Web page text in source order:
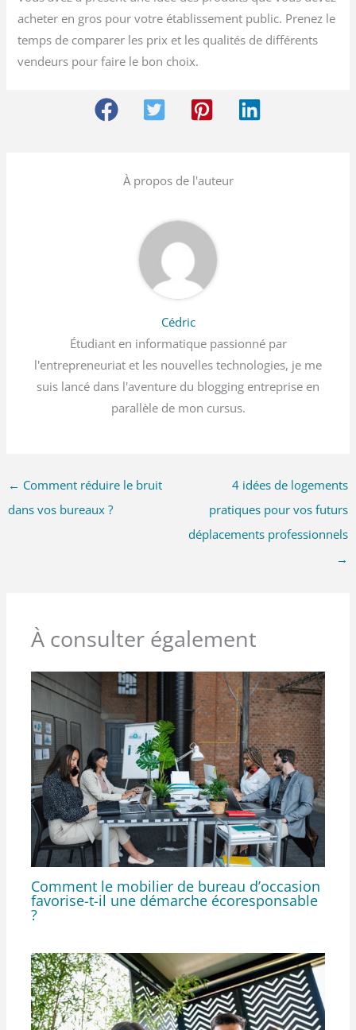
acheter en gros pour votre établissement public. Prenez le
temps de comparer les prix et les qualités de différents
vendeurs pour faire le bon choix.
À propos de l'auteur
Cédric
Étudiant en informatique passionné par
l'entrepreneuriat et les nouvelles technologies, je me
suis lancé dans l'aventure du blogging entreprise en
parallèle de mon cursus.
← Comment réduire le bruit
dans vos bureaux ?
4 idées de logements
pratiques pour vos futurs
déplacements professionnels
→
À consulter également
Comment le mobilier de bureau d’occasion
favorise-t-il une démarche écoresponsable
?